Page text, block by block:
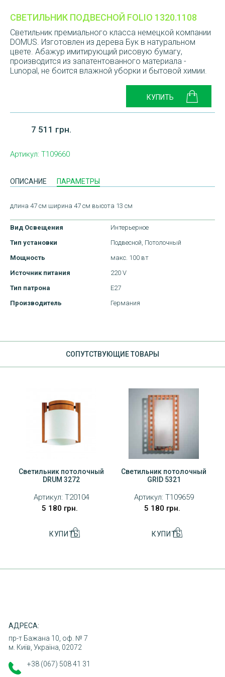
СВЕТИЛЬНИК ПОДВЕСНОЙ FOLIO 1320.1108
Светильник премиального класса немецкой компании
DOMUS. Изготовлен из дерева Бук в натуральном
цвете. Абажур имитирующий рисовую бумагу,
производится из запатентованного материала -
Lunopal, не боится влажной уборки и бытовой химии.
7 511 грн.
Артикул: T109660
ОПИСАНИЕ ПАРАМЕТРЫ
длина 47 см ширина 47 см высота 13 см
Вид Освещения
Интерьерное
Тип установки
Подвесной, Потолочный
Мощность
макс. 100 вт
Источник питания
220 V
Тип патрона
Е27
Производитель
Германия
CОПУТСТВУЮЩИЕ ТОВАРЫ
Светильник потолочный
DRUM 3272
Артикул: T20104
5 180 грн.
Светильник потолочный
GRID 5321
Артикул: T109659
5 180 грн.
ДОСТАВКА
ПОВЕРНЕННЯ ТОВАРУ
АДРЕСА:
пр-т Бажана 10, оф. № 7
м. Київ, Україна, 02072
+38 (067) 508 41 31